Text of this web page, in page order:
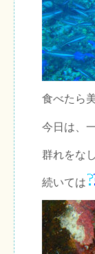
食べたら
今日は、
群れをな
続いては